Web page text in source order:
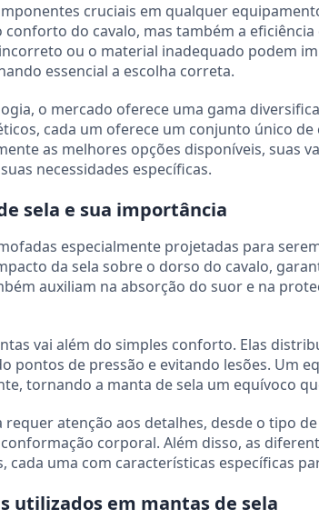
cruciais em qualquer
do cavalo, mas também a
ou o material inadequado podem
essencial a escolha correta.
o mercado oferece uma gama
cada um oferece um conjunto único
as melhores opções disponíveis, suas
necessidades específicas.
sela e sua importância
especialmente projetadas para
da sela sobre o dorso do cavalo,
auxiliam na absorção do suor e na
vai além do simples conforto. Elas
pontos de pressão e evitando lesões. Um
tornando a manta de sela um equívoco
atenção aos detalhes, desde o tipo
corporal. Além disso, as
cada uma com características específicas
utilizados em mantas de sela